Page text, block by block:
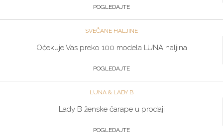
POGLEDAJTE
SVEČANE HALJINE
Očekuje Vas preko 100 modela LUNA haljina
POGLEDAJTE
LUNA & LADY B
Lady B ženske čarape u prodaji
POGLEDAJTE